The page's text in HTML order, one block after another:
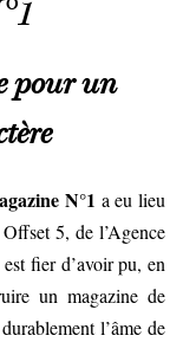
pour un
N°1 a eu lieu
5, de l’Agence
fier d’avoir pu, en
un magazine de
l’âme de